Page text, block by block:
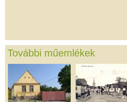
További műemlékek